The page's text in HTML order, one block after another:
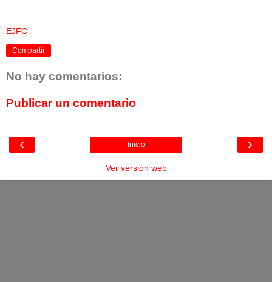
EJFC
Compartir
No hay comentarios:
Publicar un comentario
‹ ›
Inicio
Ver versión web